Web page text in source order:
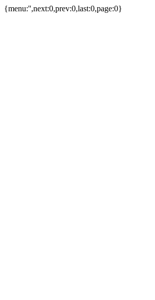
{menu:'',next:0,prev:0,last:0,page:0}